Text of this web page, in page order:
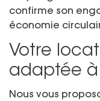
confirme son
économie
Votre
adaptée à
Nous vous